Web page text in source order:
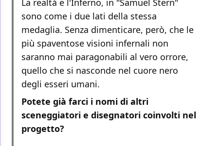
La realtà e l'Inferno, in "Samuel Stern"
sono come i due lati della stessa
medaglia. Senza dimenticare, però, che le
più spaventose visioni infernali non
saranno mai paragonabili al vero orrore,
quello che si nasconde nel cuore nero
degli esseri umani.
Potete già farci i nomi di altri
sceneggiatori e disegnatori coinvolti nel
progetto?